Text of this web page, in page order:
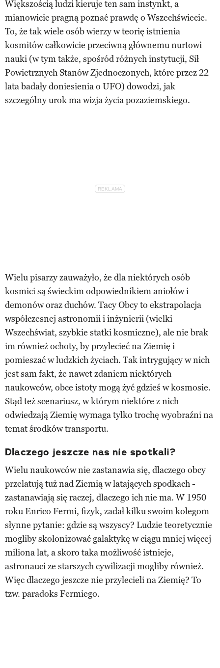
Większością ludzi kieruje ten sam instynkt, a
mianowicie pragną poznać prawdę o Wszechświecie.
To, że tak wiele osób wierzy w teorię istnienia
kosmitów całkowicie przeciwną głównemu nurtowi
nauki (w tym także, spośród różnych instytucji, Sił
Powietrznych Stanów Zjednoczonych, które przez 22
lata badały doniesienia o UFO) dowodzi, jak
szczególny urok ma wizja życia pozaziemskiego.
Wielu pisarzy zauważyło, że dla niektórych osób
kosmici są świeckim odpowiednikiem aniołów i
demonów oraz duchów. Tacy Obcy to ekstrapolacja
współczesnej astronomii i inżynierii (wielki
Wszechświat, szybkie statki kosmiczne), ale nie brak
im również ochoty, by przylecieć na Ziemię i
pomieszać w ludzkich życiach. Tak intrygujący w nich
jest sam fakt, że nawet zdaniem niektórych
naukowców, obce istoty mogą żyć gdzieś w kosmosie.
Stąd też scenariusz, w którym niektóre z nich
odwiedzają Ziemię wymaga tylko trochę wyobraźni na
temat środków transportu.
Dlaczego jeszcze nas nie spotkali?
Wielu naukowców nie zastanawia się, dlaczego obcy
przelatują tuż nad Ziemią w latających spodkach -
zastanawiają się raczej, dlaczego ich nie ma. W 1950
roku Enrico Fermi, fizyk, zadał kilku swoim kolegom
słynne pytanie: gdzie są wszyscy? Ludzie teoretycznie
mogliby skolonizować galaktykę w ciągu mniej więcej
miliona lat, a skoro taka możliwość istnieje,
astronauci ze starszych cywilizacji mogliby również.
Więc dlaczego jeszcze nie przylecieli na Ziemię? To
tzw. paradoks Fermiego.